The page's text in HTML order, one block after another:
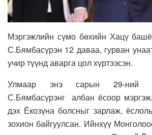
Мэргэжлийн сүмо бөхийн Хацү
С.Бямбасүрэн 12 даваа, гурван
учир түүнд аварга цол хүртээсэн.
Улмаар энэ сарын 29-ний
С.Бямбасүрэнг албан ёсоор
дэх Ёкозүна болсныг зарлаж,
зохион байгуулсан. Ийнхүү